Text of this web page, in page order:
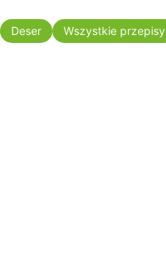
Deser Wszystkie przepisy